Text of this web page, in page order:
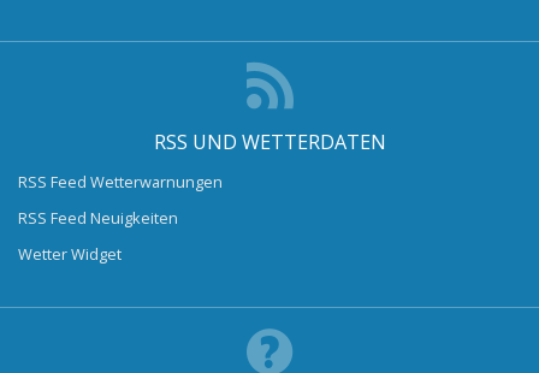
RSS UND WETTERDATEN
RSS Feed Wetterwarnungen
RSS Feed Neuigkeiten
Wetter Widget